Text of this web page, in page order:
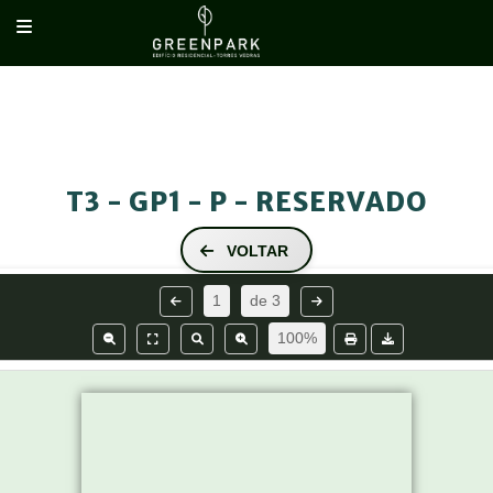
PISO 4 RESERVADO
T3 - GP1 - P - RESERVADO
VOLTAR
1 de 3
100%